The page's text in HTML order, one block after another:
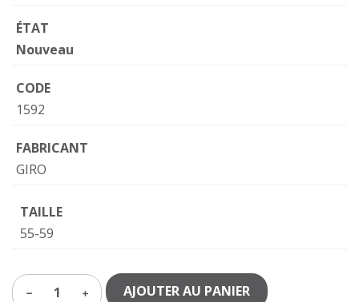
ÉTAT
Nouveau
CODE
1592
FABRICANT
GIRO
TAILLE
55-59
1 AJOUTER AU PANIER